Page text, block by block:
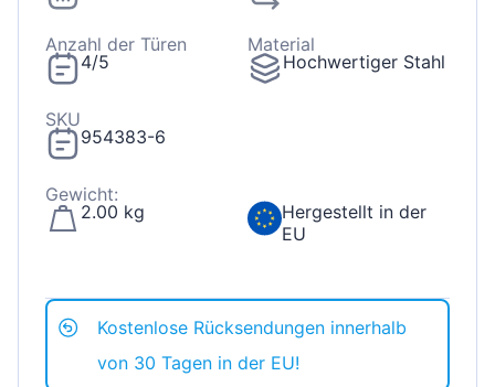
Anzahl der Türen
4/5
Material
Hochwertiger Stahl
SKU
954383-6
Gewicht:
2.00 kg
Hergestellt in der
EU
Kostenlose Rücksendungen innerhalb
von 30 Tagen in der EU!